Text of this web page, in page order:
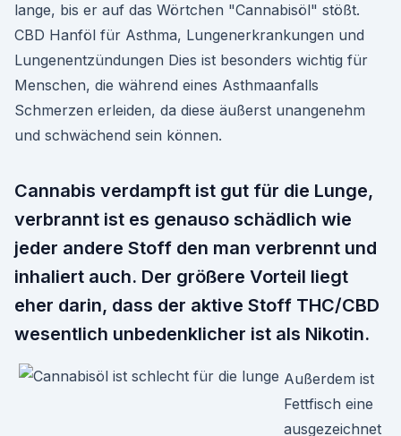
lange, bis er auf das Wörtchen "Cannabisöl" stößt.
CBD Hanföl für Asthma, Lungenerkrankungen und
Lungenentzündungen Dies ist besonders wichtig für
Menschen, die während eines Asthmaanfalls
Schmerzen erleiden, da diese äußerst unangenehm
und schwächend sein können.
Cannabis verdampft ist gut für die Lunge,
verbrannt ist es genauso schädlich wie
jeder andere Stoff den man verbrennt und
inhaliert auch. Der größere Vorteil liegt
eher darin, dass der aktive Stoff THC/CBD
wesentlich unbedenklicher ist als Nikotin.
Außerdem ist
Fettfisch eine
ausgezeichnet